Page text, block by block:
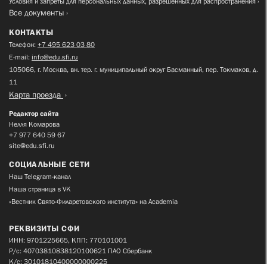
Все документы
КОНТАКТЫ
Телефон: +7 495 623 03 80
E-mail: info@edu.sfi.ru
105066, г. Москва, вн. тер. г. муниципальный округ Басманный, пер. Токмаков, д.
11
Карта проезда
Редактор сайта
Нелля Комарова
+7 977 640 59 67
site@edu.sfi.ru
СОЦИАЛЬНЫЕ СЕТИ
Наш Telegram-канал
Наша страница в VK
«Вестник Свято-Филаретовского института» на Academia
РЕКВИЗИТЫ СФИ
ИНН: 9701225665, КПП: 770101001
Р/с: 40703810838120100621 ПАО Сбербанк
К/с: 30101810400000000225